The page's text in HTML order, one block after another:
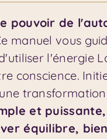
pouvoir de
manuel vous
l'énergie
conscience.
et
équilibre,